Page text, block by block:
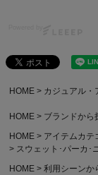
HOME カジュアル・
HOME ブランドから
HOME
アイテムカテ
スウェット･パーカ･
HOME
利用シーンか